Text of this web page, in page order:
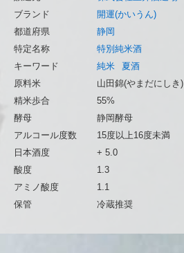
ブランド
開運(かいうん)
都道府県
静岡
特定名称
特別純米酒
キーワード
純米
夏酒
原料米
山田錦(やまだにしき)
精米歩合
55%
酵母
静岡酵母
アルコール度数
15度以上16度未満
日本酒度
+ 5.0
酸度
1.3
アミノ酸度
1.1
保管
冷蔵推奨